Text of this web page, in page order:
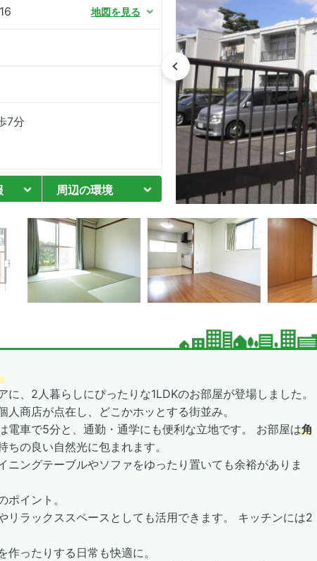
地図を見る
7分
周辺の環境
、2人暮らしにぴったりな1LDKのお部屋が登場しました。
商店が点在し、どこかホッとする街並み。
電車で5分と、通勤・通学にも便利な立地です。 お部屋は角
ちの良い自然光に包まれます。
ニングテーブルやソファをゆったり置いても余裕がありま
イント。
リラックススペースとしても活用できます。 キッチンには2
ったりする日常も快適に。